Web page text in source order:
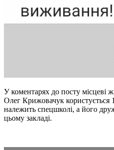
У коментарях до посту місцеві
Олег Крижовачук користується
належить спецшколі, а його
цьому закладі.